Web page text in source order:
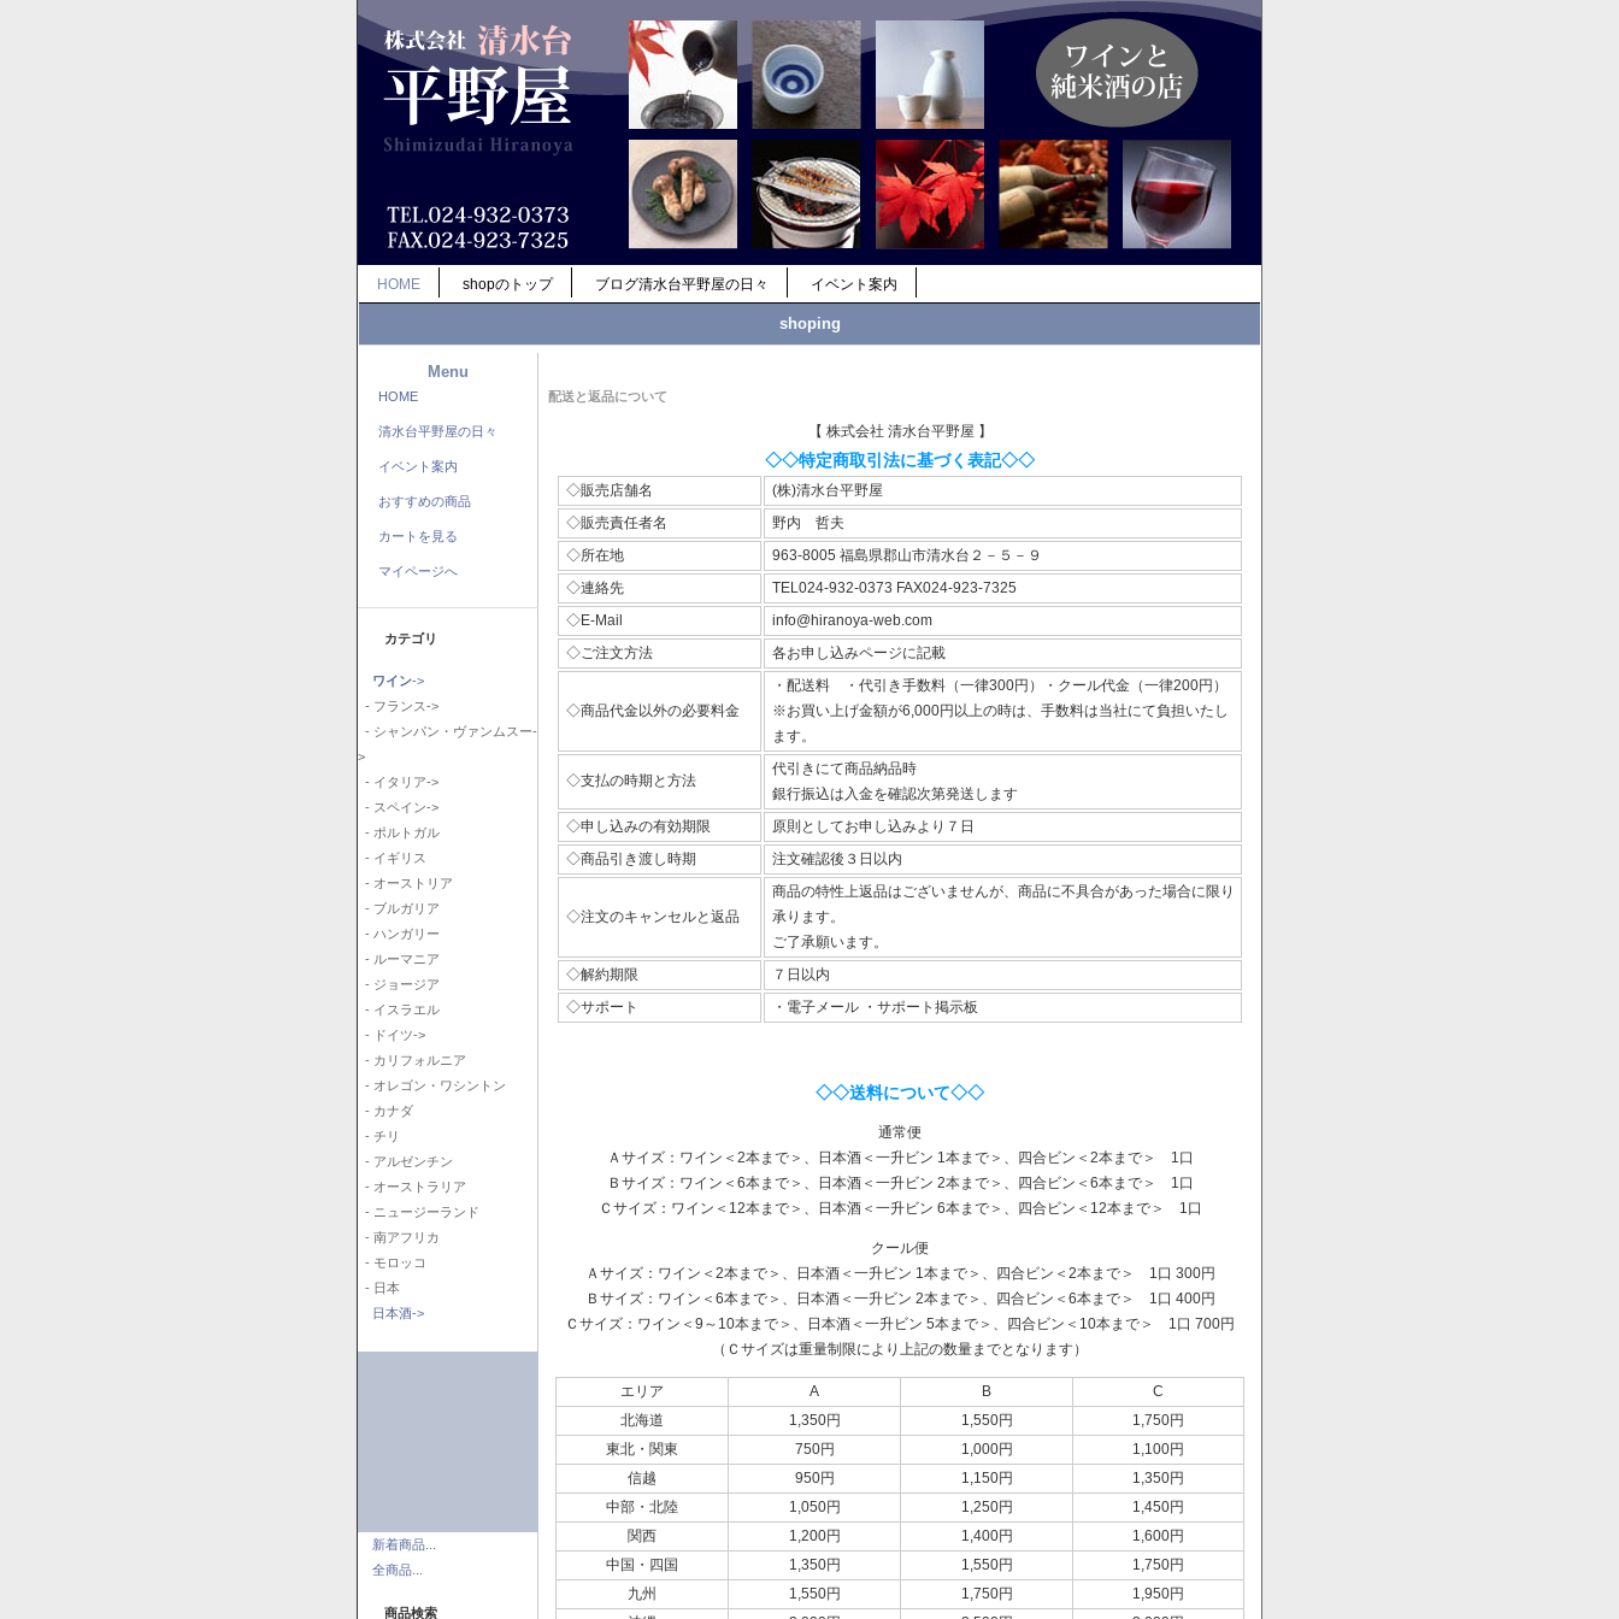
HOME shopのトップ ブログ清水台平野屋の日々 イベント案内
shoping
Menu
HOME
清水台平野屋の日々
イベント案内
おすすめの商品
カートを見る
マイページへ
カテゴリ
ワイン->
- フランス->
- シャンパン・ヴァンムスー-
>
- イタリア->
- スペイン->
- ポルトガル
- イギリス
- オーストリア
- ブルガリア
- ハンガリー
- ルーマニア
- ジョージア
- イスラエル
- ドイツ->
- カリフォルニア
- オレゴン・ワシントン
- カナダ
- チリ
- アルゼンチン
- オーストラリア
- ニュージーランド
- 南アフリカ
- モロッコ
- 日本
日本酒->
新着商品...
全商品...
商品検索
配送と返品について
【 株式会社 清水台平野屋 】
◇◇特定商取引法に基づく表記◇◇
◇販売店舗名
(株)清水台平野屋
◇販売責任者名
野内 哲夫
◇所在地
963-8005 福島県郡山市清水台２－５－９
◇連絡先
TEL024-932-0373 FAX024-923-7325
◇E-Mail
info@hiranoya-web.com
◇ご注文方法
各お申し込みページに記載
◇商品代金以外の必要料金
・配送料 ・代引き手数料（一律300円）・クール代金（一律200円）
※お買い上げ金額が6,000円以上の時は、手数料は当社にて負担いたし
ます。
◇支払の時期と方法
代引きにて商品納品時
銀行振込は入金を確認次第発送します
◇申し込みの有効期限
原則としてお申し込みより７日
◇商品引き渡し時期
注文確認後３日以内
◇注文のキャンセルと返品
商品の特性上返品はございませんが、商品に不具合があった場合に限り
承ります。
ご了承願います。
◇解約期限
７日以内
◇サポート
・電子メール ・サポート掲示板
◇◇送料について◇◇
通常便
Ａサイズ：ワイン＜2本まで＞、日本酒＜一升ビン 1本まで＞、四合ビン＜2本まで＞ 1口
Ｂサイズ：ワイン＜6本まで＞、日本酒＜一升ビン 2本まで＞、四合ビン＜6本まで＞ 1口
Ｃサイズ：ワイン＜12本まで＞、日本酒＜一升ビン 6本まで＞、四合ビン＜12本まで＞ 1口
クール便
Ａサイズ：ワイン＜2本まで＞、日本酒＜一升ビン 1本まで＞、四合ビン＜2本まで＞ 1口 300円
Ｂサイズ：ワイン＜6本まで＞、日本酒＜一升ビン 2本まで＞、四合ビン＜6本まで＞ 1口 400円
Ｃサイズ：ワイン＜9～10本まで＞、日本酒＜一升ビン 5本まで＞、四合ビン＜10本まで＞ 1口 700円
（Ｃサイズは重量制限により上記の数量までとなります）
エリア A B
C
北海道
1,350円 1,550円
1,750円
東北・関東
750円 1,000円
1,100円
信越
950円 1,150円
1,350円
中部・北陸
1,050円 1,250円
1,450円
関西
1,200円 1,400円
1,600円
中国・四国
1,350円 1,550円
1,750円
九州
1,550円 1,750円
1,950円